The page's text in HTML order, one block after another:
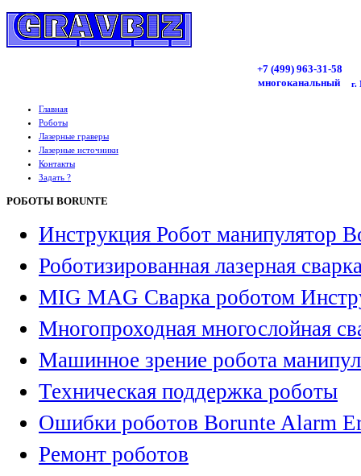
+7 (499) 963-31-58
многоканальный
г.
Главная
Роботы
Лазерные граверы
Лазерные источники
Контакты
Задать ?
РОБОТЫ BORUNTE
Инструкция Робот манипулятор
Роботизированная лазерная
MIG MAG Сварка роботом
Многопроходная многослойная
Машинное зрение робота
Техническая поддержка роботы
Ошибки роботов Borunte Alarm
Ремонт роботов